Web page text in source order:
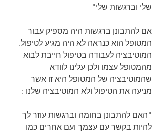
שלי וברגשות שלי"
אם להתבונן ברגשות היה מספיק עבור
המטופל הוא כנראה לא היה מגיע לטיפול.
המוטיבציה לעבודה בטיפול חייבת לבוא
מהמטופל עצמו ולכן עלינו לוודא
שהמוטיבציה של המטופל היא זו אשר
מניעה את הטיפול ולא המוטיבציה שלנו :
"האם להתבונן בחומה וברגשות עוזר לך
להיות בקשר עם עצמך ועם אחרים כמו